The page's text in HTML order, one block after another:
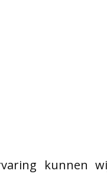
kunnen